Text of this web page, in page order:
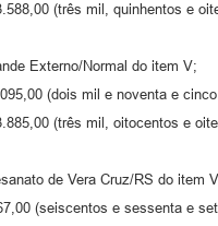
(três mil, quinhentos e
Externo/Normal do item V;
(dois mil e noventa e
(três mil, oitocentos e
de Vera Cruz/RS do item
(seiscentos e sessenta e